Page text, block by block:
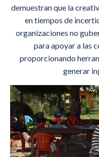
demuestran que la
en tiempos de
organizaciones no
para apoyar a las
proporcionando
generar